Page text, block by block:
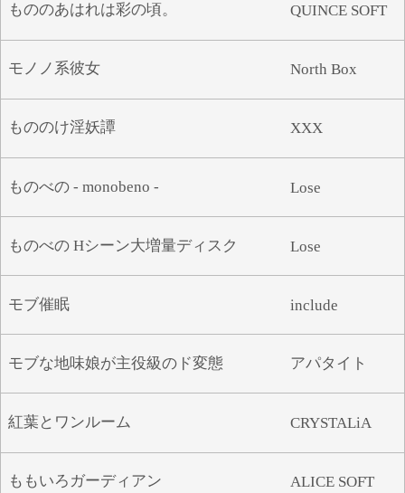
もののあはれは彩の頃。 QUINCE SOFT
モノノ系彼女 North Box
もののけ淫妖譚 XXX
ものべの - monobeno - Lose
ものべの Hシーン大増量ディスク Lose
モブ催眠 include
モブな地味娘が主役級のド変態 アパタイト
紅葉とワンルーム CRYSTALiA
ももいろガーディアン ALICE SOFT